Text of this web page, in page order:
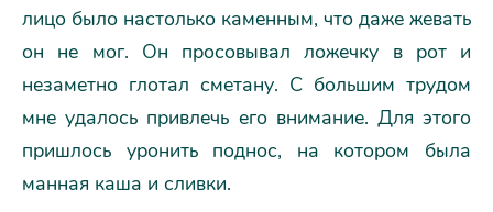
лицо было настолько каменным, что даже жевать
он не мог. Он просовывал ложечку в рот и
незаметно глотал сметану. С большим трудом
мне удалось привлечь его внимание. Для этого
пришлось уронить поднос, на котором была
манная каша и сливки.